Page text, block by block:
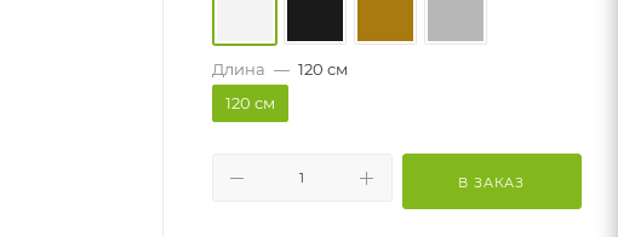
Длина — 120 см
120 см
В ЗАКАЗ